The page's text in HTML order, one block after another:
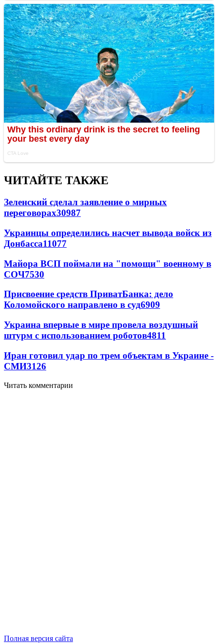
ЧИТАЙТЕ ТАКЖЕ
Зеленский сделал заявление о мирных
переговорах30987
Украинцы определились насчет вывода войск из
Донбасса11077
Майора ВСП поймали на "помощи" военному в
СОЧ7530
Присвоение средств ПриватБанка: дело
Коломойского направлено в суд6909
Украина впервые в мире провела воздушный
штурм с использованием роботов4811
Иран готовил удар по трем объектам в Украине -
СМИ3126
Читать комментарии
Полная версия сайта